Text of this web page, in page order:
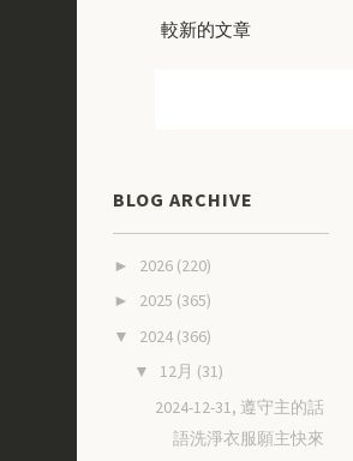
較新的文章
BLOG ARCHIVE
► 2026 (220)
► 2025 (365)
▼ 2024 (366)
▼ 12月 (31)
2024-12-31, 遵守主的話
語洗淨衣服願主快來